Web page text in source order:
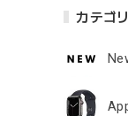
カテゴ